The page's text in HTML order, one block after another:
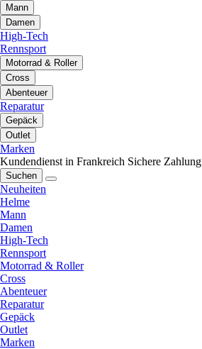
Mann
Damen
High-Tech
Rennsport
Motorrad & Roller
Cross
Abenteuer
Reparatur
Gepäck
Outlet
Marken
Kundendienst in Frankreich Sichere Zahlung
Suchen
Neuheiten
Helme
Mann
Damen
High-Tech
Rennsport
Motorrad & Roller
Cross
Abenteuer
Reparatur
Gepäck
Outlet
Marken